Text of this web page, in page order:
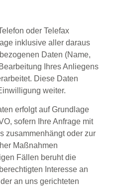
oder Telefax
inklusive aller daraus
Daten (Name,
Ihres Anliegens
Diese Daten
weiter.
erfolgt auf Grundlage
sofern Ihre Anfrage mit
zusammenhängt oder zur
Maßnahmen
Fällen beruht die
Interesse an
an uns gerichteten